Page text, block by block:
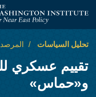
معهد واشنطن لسياسات
تحليل السياسات المرصد
تقييم عسكري
و«حماس»